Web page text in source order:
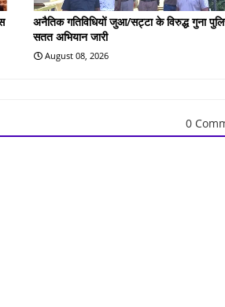
अनैतिक गतिविधियों जुआ/सट्टा के विरुद्ध गुना
सतत अभियान जारी
August 08, 2026
0